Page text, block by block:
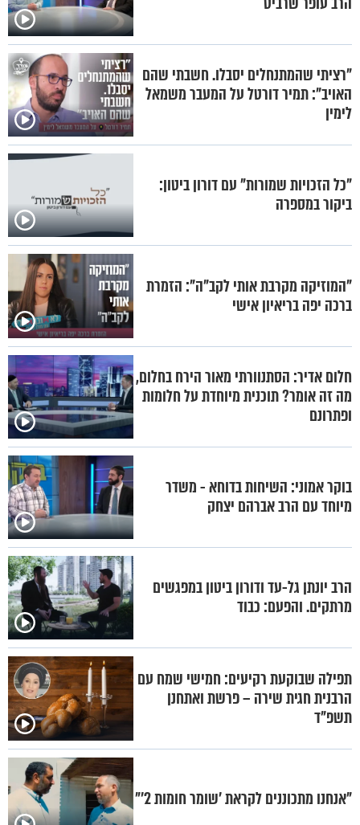
"רציתי שהמתנחלים יסבלו. חשבתי שהם
האויב": תמיר דורטל על המעבר משמאל
לימין
"כל הזכויות שמורות" עם דורון ביטון:
ביקור במספרה
"המוזיקה מקרבת אותי לקב"ה": הזמרת
ברכה יפה בריאיון אישי
חלום אדיר: הסתנוורתי מאור הירח בחלום,
מה זה אומר? תוכנית מיוחדת על חלומות
ופתרונם
בוקר אמוני: השיחות בדוחא - משדר
מיוחד עם הרב אברהם יצחק
הרב יונתן גל-עד ודורון ביטון במפגשים
מרתקים. והפעם: כבוד
תפילה שבוקעת רקיעים: חמישי שמח עם
הרבנית חגית שירה – פרשת ואתחנן
תשפ"ד
"אנחנו מתכוננים לקראת 'שומר חומות 2'"